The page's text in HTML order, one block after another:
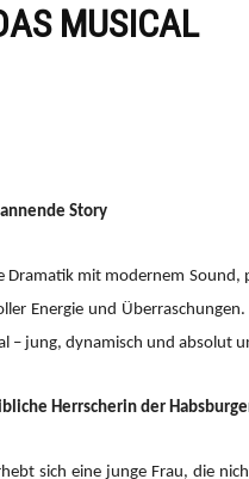
MUSICAL
Story
mit modernem Sound,
Energie und
– jung, dynamisch und absolut
Herrscherin der
sich eine junge Frau, die